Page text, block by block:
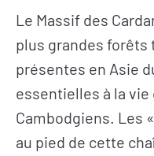
Le Massif des
plus grandes forêts
présentes en Asie
essentielles à la
Cambodgiens. Les
au pied de cette